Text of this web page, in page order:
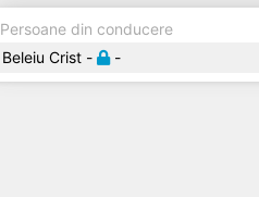
Persoane din conducere
Beleiu Crist -
-